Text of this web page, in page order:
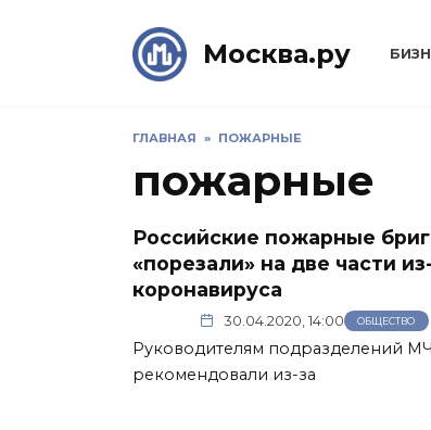
Москва.ру
ГЛАВНАЯ » ПОЖАРНЫЕ
пожарные
Российские пожарные
«порезали» на две части
коронавируса
30.04.2020, 14:00 ОБЩЕСТВО
Руководителям подразделений
рекомендовали из-за